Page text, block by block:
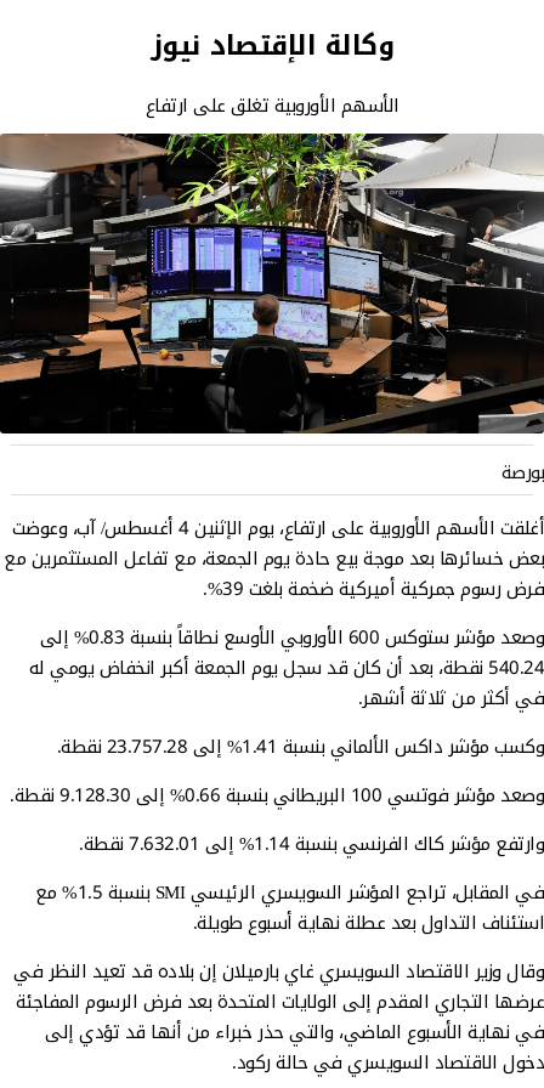
وكالة الإقتصاد نيوز
الأسهم الأوروبية تغلق على ارتفاع
بورصة
أغلقت الأسهم الأوروبية على ارتفاع، يوم الإثنين 4 أغسطس/ آب، وعوضت
بعض خسائرها بعد موجة بيع حادة يوم الجمعة، مع تفاعل المستثمرين مع
فرض رسوم جمركية أميركية ضخمة بلغت 39%.
وصعد مؤشر ستوكس 600 الأوروبي الأوسع نطاقاً بنسبة 0.83% إلى
540.24 نقطة، بعد أن كان قد سجل يوم الجمعة أكبر انخفاض يومي له
في أكثر من ثلاثة أشهر.
وكسب مؤشر داكس الألماني بنسبة 1.41% إلى 23.757.28 نقطة.
وصعد مؤشر فوتسي 100 البريطاني بنسبة 0.66% إلى 9.128.30 نقطة.
وارتفع مؤشر كاك الفرنسي بنسبة 1.14% إلى 7.632.01 نقطة.
في المقابل، تراجع المؤشر السويسري الرئيسي SMI بنسبة 1.5% مع
استئناف التداول بعد عطلة نهاية أسبوع طويلة.
وقال وزير الاقتصاد السويسري غاي بارميلان إن بلاده قد تعيد النظر في
عرضها التجاري المقدم إلى الولايات المتحدة بعد فرض الرسوم المفاجئة
في نهاية الأسبوع الماضي، والتي حذر خبراء من أنها قد تؤدي إلى
دخول الاقتصاد السويسري في حالة ركود.